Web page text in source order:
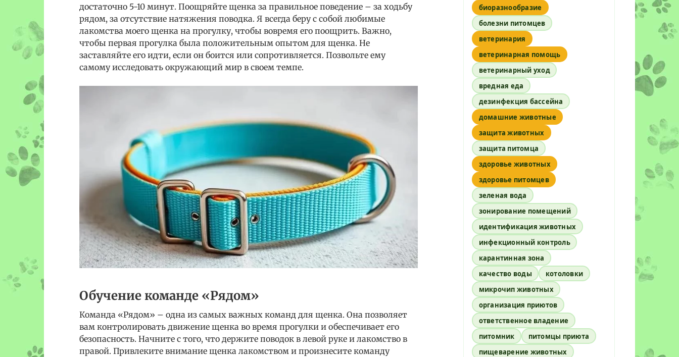
достаточно 5-10 минут. Поощряйте щенка за правильное поведение – за ходьбу
рядом, за отсутствие натяжения поводка. Я всегда беру с собой любимые
лакомства моего щенка на прогулку, чтобы вовремя его поощрить. Важно,
чтобы первая прогулка была положительным опытом для щенка. Не
заставляйте его идти, если он боится или сопротивляется. Позвольте ему
самому исследовать окружающий мир в своем темпе.
Обучение команде «Рядом»
Команда «Рядом» – одна из самых важных команд для щенка. Она позволяет
вам контролировать движение щенка во время прогулки и обеспечивает его
безопасность. Начните с того, что держите поводок в левой руке и лакомство в
правой. Привлеките внимание щенка лакомством и произнесите команду
биоразнообразие
болезни питомцев
ветеринария
ветеринарная помощь
ветеринарный уход
вредная еда
дезинфекция бассейна
домашние животные
защита животных
защита питомца
здоровье животных
здоровье питомцев
зеленая вода
зонирование помещений
идентификация животных
инфекционный контроль
карантинная зона
качество воды
котоловки
микрочип животных
организация приютов
ответственное владение
питомник
питомцы приюта
пищеварение животных